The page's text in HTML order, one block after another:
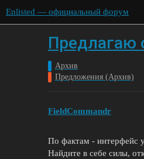
Enlisted — официальный форум
Предлагаю
Архив
Предложения (Архив)
FieldCommandr
По фактам - интерфейс
Найдите в себе силы,